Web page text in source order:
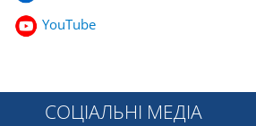
YouTube
СОЦІАЛЬНІ МЕДІА